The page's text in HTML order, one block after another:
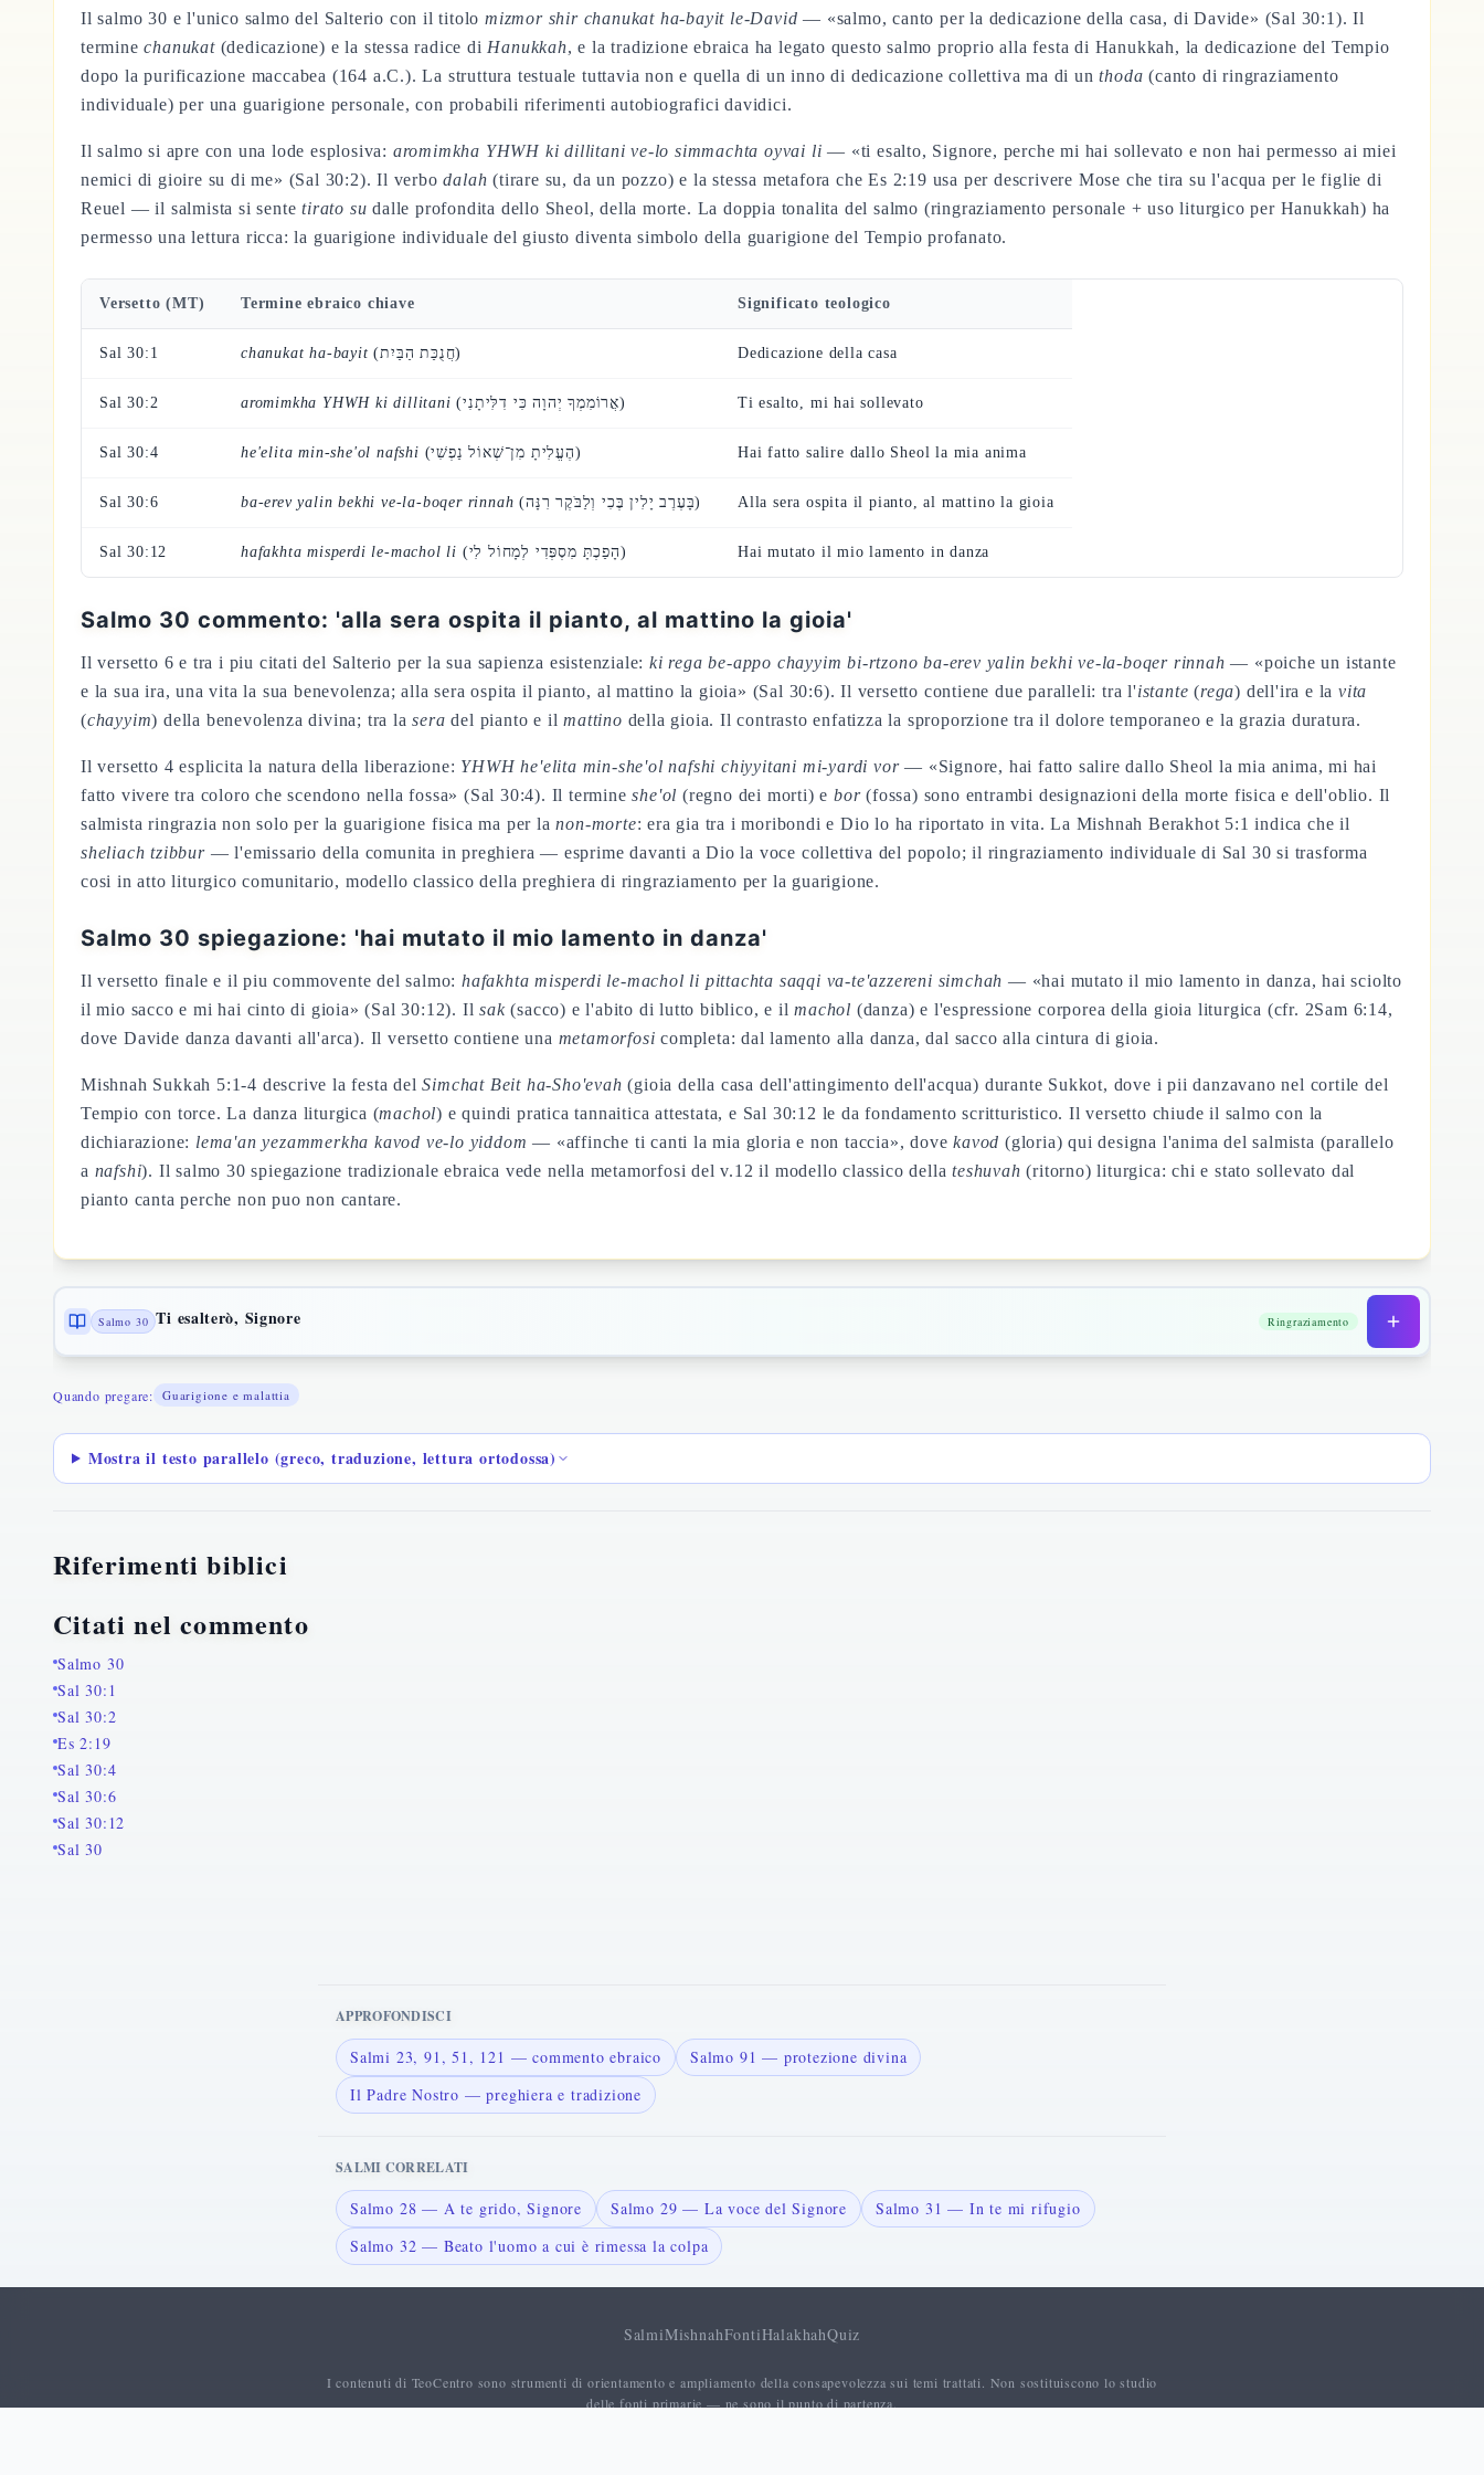
Il salmo 30 e l'unico salmo del Salterio con il titolo mizmor shir chanukat ha-bayit le-David — «salmo, canto per la dedicazione della casa, di Davide» (Sal 30:1). Il
terminechanukat(dedicazione) e la stessa radice di Hanukkah, e la tradizione ebraica ha legato questo salmo proprio alla festa di Hanukkah, la dedicazione del Tempio
dopo la purificazione maccabea (164 a.C.). La struttura testuale tuttavia non e quella di un inno di dedicazione collettiva ma di unthoda (canto di ringraziamento
individuale) per una guarigione personale, con probabili riferimenti autobiografici davidici.
Il salmo si apre con una lode esplosiva: aromimkha YHWH ki dillitani ve-lo simmachta oyvai li — «ti esalto, Signore, perche mi hai sollevato e non hai permesso ai miei
nemici di gioire su di me» (Sal 30:2). Il verbodalah (tirare su, da un pozzo) e la stessa metafora che Es 2:19 usa per descrivere Mose che tira su l'acqua per le figlie di
Reuel — il salmista si sentetirato su dalle profondita dello Sheol, della morte. La doppia tonalita del salmo (ringraziamento personale + uso liturgico per Hanukkah) ha
permesso una lettura ricca: la guarigione individuale del giusto diventa simbolo della guarigione del Tempio profanato.
Versetto (MT) Termine ebraico chiave Significato teologico
Sal 30:1 chanukat ha-bayit (חֲנֻכַּת הַבַּיִת) Dedicazione della casa
Sal 30:2 aromimkha YHWH ki dillitani (אֲרוֹמִמְךָ יְהוָה כִּי דִלִּיתָנִי) Ti esalto, mi hai sollevato
Sal 30:4 he'elita min-she'ol nafshi (הֶעֱלִיתָ מִן־שְׁאוֹל נַפְשִׁי) Hai fatto salire dallo Sheol la mia anima
Sal 30:6 ba-erev yalin bekhi ve-la-boqer rinnah (בָּעֶרֶב יָלִין בֶּכִי וְלַבֹּקֶר רִנָּה) Alla sera ospita il pianto, al mattino la gioia
Sal 30:12 hafakhta misperdi le-machol li (הָפַכְתָּ מִסְפְּדִי לְמָחוֹל לִי) Hai mutato il mio lamento in danza
Salmo 30 commento: 'alla sera ospita il pianto, al mattino la gioia'
Il versetto 6 e tra i piu citati del Salterio per la sua sapienza esistenziale: ki rega be-appo chayyim bi-rtzono ba-erev yalin bekhi ve-la-boqer rinnah — «poiche un istante
e la sua ira, una vita la sua benevolenza; alla sera ospita il pianto, al mattino la gioia» (Sal 30:6). Il versetto contiene due paralleli: tra l'istante (rega) dell'ira e lavita
(chayyim) della benevolenza divina; tra lasera del pianto e ilmattino della gioia. Il contrasto enfatizza la sproporzione tra il dolore temporaneo e la grazia duratura.
Il versetto 4 esplicita la natura della liberazione: YHWH he'elita min-she'ol nafshi chiyyitani mi-yardi vor— «Signore, hai fatto salire dallo Sheol la mia anima, mi hai
fatto vivere tra coloro che scendono nella fossa» (Sal 30:4). Il termineshe'ol (regno dei morti) ebor(fossa) sono entrambi designazioni della morte fisica e dell'oblio. Il
salmista ringrazia non solo per la guarigione fisica ma per lanon-morte: era gia tra i moribondi e Dio lo ha riportato in vita. La Mishnah Berakhot 5:1 indica che il
sheliach tzibbur— l'emissario della comunita in preghiera — esprime davanti a Dio la voce collettiva del popolo; il ringraziamento individuale di Sal 30 si trasforma
cosi in atto liturgico comunitario, modello classico della preghiera di ringraziamento per la guarigione.
Salmo 30 spiegazione: 'hai mutato il mio lamento in danza'
Il versetto finale e il piu commovente del salmo: hafakhta misperdi le-machol li pittachta saqqi va-te'azzereni simchah — «hai mutato il mio lamento in danza, hai sciolto
il mio sacco e mi hai cinto di gioia» (Sal 30:12). Ilsak(sacco) e l'abito di lutto biblico, e ilmachol (danza) e l'espressione corporea della gioia liturgica (cfr. 2Sam 6:14,
dove Davide danza davanti all'arca). Il versetto contiene una metamorfosi completa: dal lamento alla danza, dal sacco alla cintura di gioia.
Mishnah Sukkah 5:1-4 descrive la festa delSimchat Beit ha-Sho'evah (gioia della casa dell'attingimento dell'acqua) durante Sukkot, dove i pii danzavano nel cortile del
Tempio con torce. La danza liturgica (machol) e quindi pratica tannaitica attestata, e Sal 30:12 le da fondamento scritturistico. Il versetto chiude il salmo con la
dichiarazione: lema'an yezammerkha kavod ve-lo yiddom — «affinche ti canti la mia gloria e non taccia», dovekavod (gloria) qui designa l'anima del salmista (parallelo
a nafshi). Il salmo 30 spiegazione tradizionale ebraica vede nella metamorfosi del v.12 il modello classico dellateshuvah (ritorno) liturgica: chi e stato sollevato dal
pianto canta perche non puo non cantare.
Salmo 30 Ti esalterò, Signore Ringraziamento
Quando pregare: Guarigione e malattia
Mostra il testo parallelo (greco, traduzione, lettura ortodossa)
Riferimenti biblici
Citati nel commento
Salmo 30
Sal 30:1
Sal 30:2
Es 2:19
Sal 30:4
Sal 30:6
Sal 30:12
Sal 30
APPROFONDISCI
Salmi 23, 91, 51, 121 — commento ebraico
Salmo 91 — protezione divina
Il Padre Nostro — preghiera e tradizione
SALMI CORRELATI
Salmo 28 — A te grido, Signore Salmo 29 — La voce del Signore
Salmo 31 — In te mi rifugio
Salmo 32 — Beato l'uomo a cui è rimessa la colpa
SalmiMishnahFontiHalakhahQuiz
I contenuti di TeoCentro sono strumenti di orientamento e ampliamento della consapevolezza sui temi trattati. Non sostituiscono lo studio
delle fonti primarie — ne sono il punto di partenza.